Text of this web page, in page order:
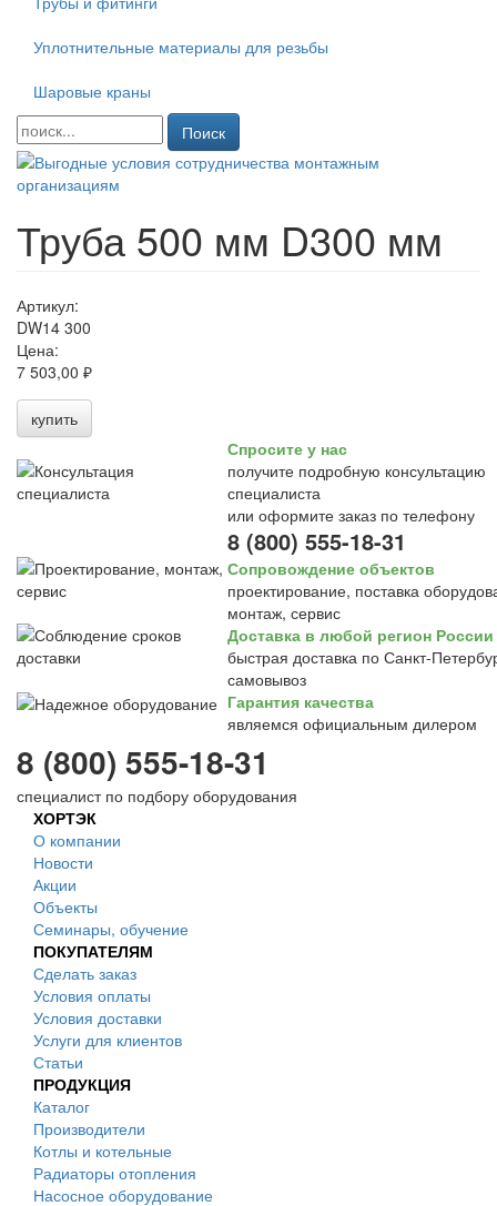
Уплотнительные материалы для резьбы
Шаровые краны
Поиск
Труба 500 мм D300 мм
Артикул:
DW14 300
Цена:
7 503,00 ₽
купить
Спросите у нас
получите подробную консультацию
специалиста
или оформите заказ по телефону
8 (800) 555-18-31
Сопровождение объектов
проектирование, поставка
монтаж, сервис
Доставка в любой регион России
быстрая доставка по Санкт-
самовывоз
Гарантия качества
являемся официальным дилером
8 (800) 555-18-31
специалист по подбору оборудования
ХОРТЭК
О компании
Новости
Акции
Объекты
Семинары, обучение
ПОКУПАТЕЛЯМ
Сделать заказ
Условия оплаты
Условия доставки
Услуги для клиентов
Статьи
ПРОДУКЦИЯ
Каталог
Производители
Котлы и котельные
Радиаторы отопления
Насосное оборудование